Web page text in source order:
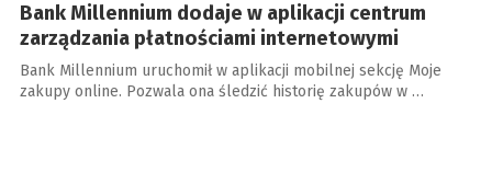
Bank Millennium dodaje w aplikacji centrum
zarządzania płatnościami internetowymi
Bank Millennium uruchomił w aplikacji mobilnej sekcję Moje
zakupy online. Pozwala ona śledzić historię zakupów w …